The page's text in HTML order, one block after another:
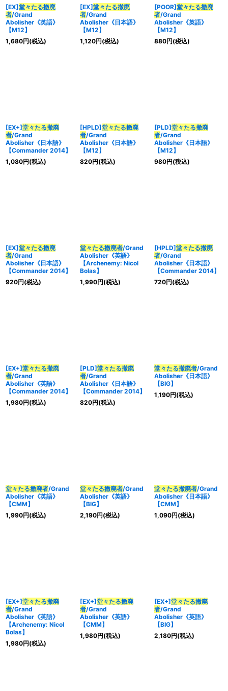
[EX]堂々たる撤廃
者/Grand
Abolisher《英語》
【M12】
1,680円(税込)
[EX]堂々たる撤廃
者/Grand
Abolisher《日本語》
【M12】
1,120円(税込)
[POOR]堂々たる撤廃
者/Grand
Abolisher《英語》
【M12】
880円(税込)
[EX+]堂々たる撤廃
者/Grand
Abolisher《日本語》
【Commander 2014】
1,080円(税込)
[HPLD]堂々たる撤廃
者/Grand
Abolisher《日本語》
【M12】
820円(税込)
[PLD]堂々たる撤廃
者/Grand
Abolisher《日本語》
【M12】
980円(税込)
[EX]堂々たる撤廃
者/Grand
Abolisher《日本語》
【Commander 2014】
920円(税込)
堂々たる撤廃者/Grand
Abolisher《英語》
【Archenemy: Nicol
Bolas】
1,990円(税込)
[HPLD]堂々たる撤廃
者/Grand
Abolisher《日本語》
【Commander 2014】
720円(税込)
[EX+]堂々たる撤廃
者/Grand
Abolisher《英語》
【Commander 2014】
1,980円(税込)
[PLD]堂々たる撤廃
者/Grand
Abolisher《日本語》
【Commander 2014】
820円(税込)
堂々たる撤廃者/Grand
Abolisher《日本語》
【BIG】
1,190円(税込)
堂々たる撤廃者/Grand
Abolisher《英語》
【CMM】
1,990円(税込)
堂々たる撤廃者/Grand
Abolisher《英語》
【BIG】
2,190円(税込)
堂々たる撤廃者/Grand
Abolisher《日本語》
【CMM】
1,090円(税込)
[EX+]堂々たる撤廃
者/Grand
Abolisher《英語》
【Archenemy: Nicol
Bolas】
1,980円(税込)
[EX+]堂々たる撤廃
者/Grand
Abolisher《英語》
【CMM】
1,980円(税込)
[EX+]堂々たる撤廃
者/Grand
Abolisher《英語》
【BIG】
2,180円(税込)